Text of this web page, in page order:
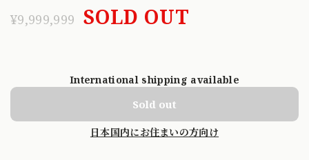
¥9,999,999 SOLD OUT
International shipping available
Sold out
日本国内にお住まいの方向け